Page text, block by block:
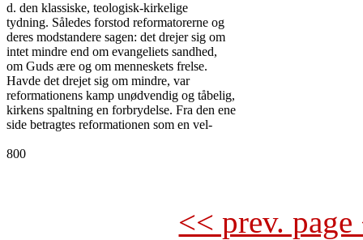
d. den klassiske, teologisk-kirkelige
tydning. Således forstod reformatorerne og
deres modstandere sagen: det drejer sig om
intet mindre end om evangeliets sandhed,
om Guds ære og om menneskets frelse.
Havde det drejet sig om mindre, var
reformationens kamp unødvendig og tåbelig,
kirkens spaltning en forbrydelse. Fra den ene
side betragtes reformationen som en vel-
800
<< prev.